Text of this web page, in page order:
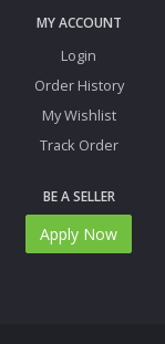
MY ACCOUNT
Login
Order History
My Wishlist
Track Order
BE A SELLER
Apply Now